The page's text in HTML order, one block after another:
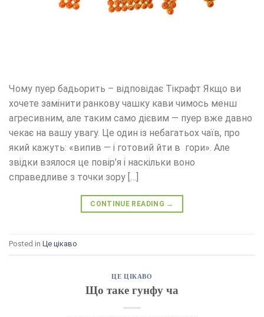
Чому пуер бадьорить – відповідає Тікрафт Якщо ви
хочете замінити ранкову чашку кави чимось менш
агресивним, але таким само дієвим — пуер вже давно
чекає на вашу увагу. Це один із небагатьох чаїв, про
який кажуть: «випив — і готовий йти в гори». Але
звідки взялося це повір’я і наскільки воно
справедливе з точки зору […]
CONTINUE READING →
Posted in Це цікаво
ЦЕ ЦІКАВО
Що таке гунфу ча